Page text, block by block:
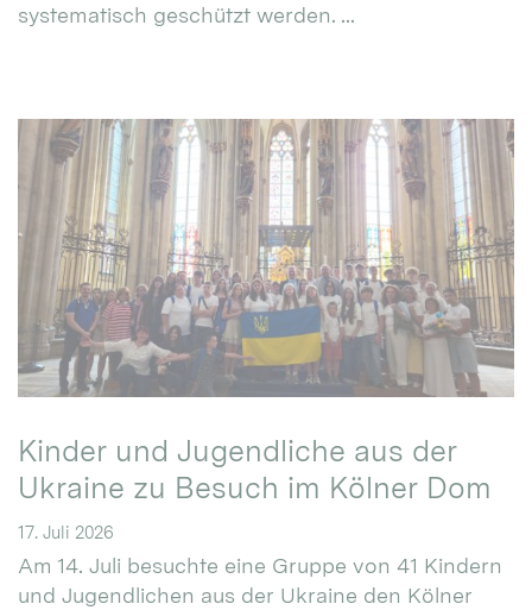
systematisch geschützt werden. ...
Kinder und Jugendliche aus der
Ukraine zu Besuch im Kölner Dom
17. Juli 2026
Am 14. Juli besuchte eine Gruppe von 41 Kindern
und Jugendlichen aus der Ukraine den Kölner